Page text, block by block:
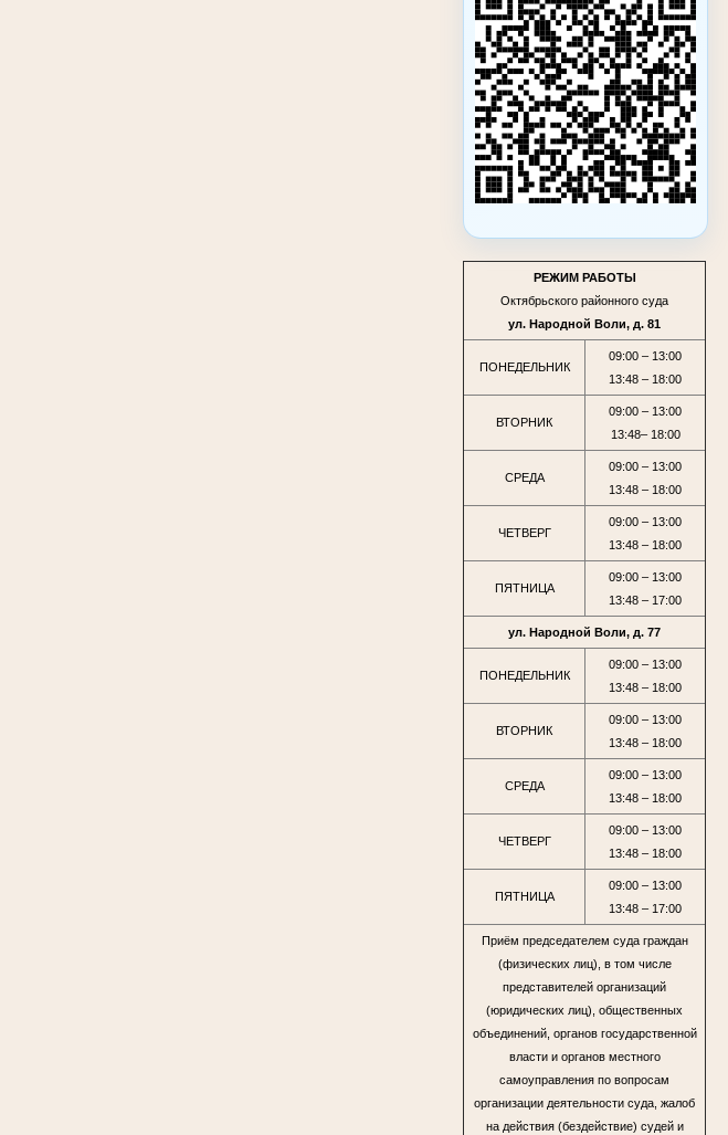
РЕЖИМ РАБОТЫ
Октябрьского районного суда
ул. Народной Воли, д. 81
ПОНЕДЕЛЬНИК
09:00 – 13:00
13:48 – 18:00
ВТОРНИК
09:00 – 13:00
13:48– 18:00
СРЕДА
09:00 – 13:00
13:48 – 18:00
ЧЕТВЕРГ
09:00 – 13:00
13:48 – 18:00
ПЯТНИЦА
09:00 – 13:00
13:48 – 17:00
ул. Народной Воли, д. 77
ПОНЕДЕЛЬНИК
09:00 – 13:00
13:48 – 18:00
ВТОРНИК
09:00 – 13:00
13:48 – 18:00
СРЕДА
09:00 – 13:00
13:48 – 18:00
ЧЕТВЕРГ
09:00 – 13:00
13:48 – 18:00
ПЯТНИЦА
09:00 – 13:00
13:48 – 17:00
Приём председателем суда граждан
(физических лиц), в том числе
представителей организаций
(юридических лиц), общественных
объединений, органов государственной
власти и органов местного
самоуправления по вопросам
организации деятельности суда, жалоб
на действия (бездействие) судей и